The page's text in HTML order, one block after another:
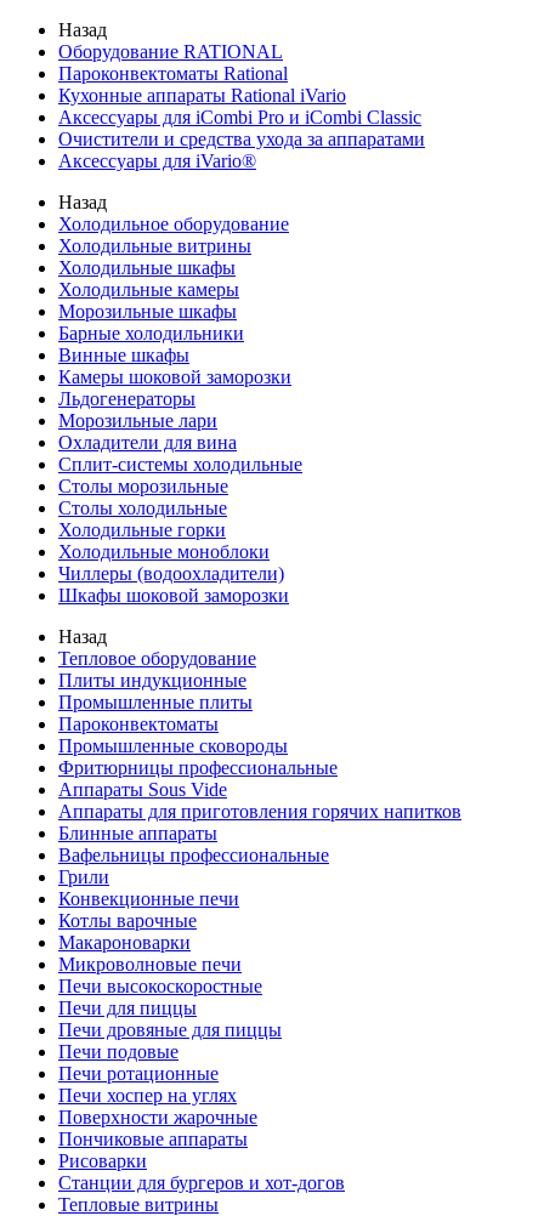
Назад
Оборудование RATIONAL
Пароконвектоматы Rational
Кухонные аппараты Rational iVario
Аксессуары для iCombi Pro и iCombi Classic
Очистители и средства ухода за аппаратами
Аксессуары для iVario®
Назад
Холодильное оборудование
Холодильные витрины
Холодильные шкафы
Холодильные камеры
Морозильные шкафы
Барные холодильники
Винные шкафы
Камеры шоковой заморозки
Льдогенераторы
Морозильные лари
Охладители для вина
Сплит-системы холодильные
Столы морозильные
Столы холодильные
Холодильные горки
Холодильные моноблоки
Чиллеры (водоохладители)
Шкафы шоковой заморозки
Назад
Тепловое оборудование
Плиты индукционные
Промышленные плиты
Пароконвектоматы
Промышленные сковороды
Фритюрницы профессиональные
Аппараты Sous Vide
Аппараты для приготовления горячих напитков
Блинные аппараты
Вафельницы профессиональные
Грили
Конвекционные печи
Котлы варочные
Макароноварки
Микроволновые печи
Печи высокоскоростные
Печи для пиццы
Печи дровяные для пиццы
Печи подовые
Печи ротационные
Печи хоспер на углях
Поверхности жарочные
Пончиковые аппараты
Рисоварки
Станции для бургеров и хот-догов
Тепловые витрины